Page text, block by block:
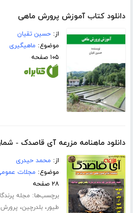
دانلود کتاب آموزش پرورش ماهی
از:حسین تقیان
موضوع: ماهیگیری
۱۰۵ صفحه
دانلود ماهنامه مزرعه آی قاصدک -
از: محمد حیدری
موضوع: مجلات
۲۸ صفحه
برچسب‌ها: مجله
طیور،بلدرچین،